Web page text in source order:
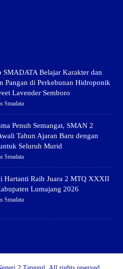
SMADATA Belajar Karakter dan
Pangan di Perkebunan Hidroponik
Lavender Semboro
Smadata
Penuh Semangat, SMAN 2
Tahun Ajaran Baru dengan
Seluruh Murid
Smadata
Hartanti Raih Juara 2 MTQ XXXII
Lumajang 2026
Smadata